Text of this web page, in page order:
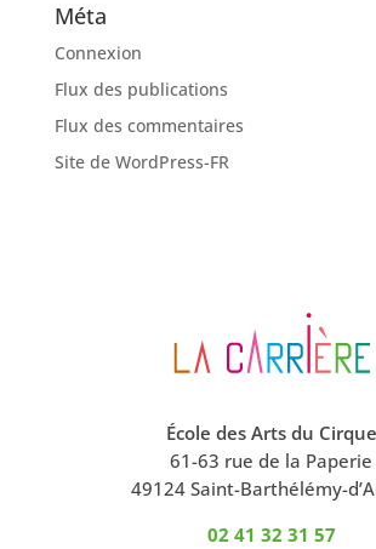
Méta
Connexion
Flux des publications
Flux des commentaires
Site de WordPress-FR
École des Arts du Cirque
61-63 rue de la Paperie
49124 Saint-Barthélémy-
02 41 32 31 57